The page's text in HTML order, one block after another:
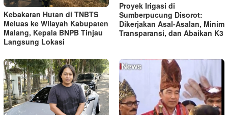
Kebakaran Hutan di TNBTS
Meluas ke Wilayah Kabupaten
Malang, Kepala BNPB Tinjau
Langsung Lokasi
Proyek Irigasi di
Sumberpucung Disorot:
Dikerjakan Asal-Asalan, Minim
Transparansi, dan Abaikan K3